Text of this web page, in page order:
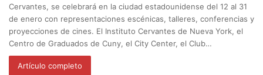
Cervantes, se celebrará en la ciudad estadounidense del 12 al 31
de enero con representaciones escénicas, talleres, conferencias y
proyecciones de cines. El Instituto Cervantes de Nueva York, el
Centro de Graduados de Cuny, el City Center, el Club…
Artículo completo